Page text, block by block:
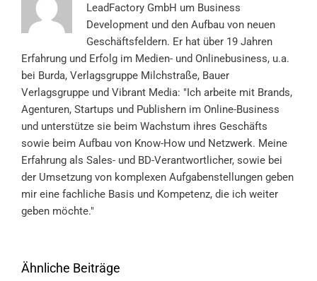
LeadFactory GmbH um Business
Development und den Aufbau von neuen
Geschäftsfeldern. Er hat über 19 Jahren
Erfahrung und Erfolg im Medien- und Onlinebusiness, u.a.
bei Burda, Verlagsgruppe Milchstraße, Bauer
Verlagsgruppe und Vibrant Media: "Ich arbeite mit Brands,
Agenturen, Startups und Publishern im Online-Business
und unterstütze sie beim Wachstum ihres Geschäfts
sowie beim Aufbau von Know-How und Netzwerk. Meine
Erfahrung als Sales- und BD-Verantwortlicher, sowie bei
der Umsetzung von komplexen Aufgabenstellungen geben
mir eine fachliche Basis und Kompetenz, die ich weiter
geben möchte."
Ähnliche Beiträge